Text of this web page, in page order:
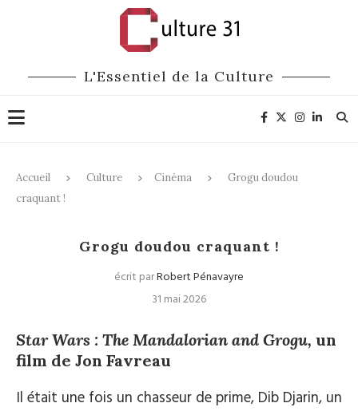
L'Essentiel de la Culture
Accueil Culture Cinéma
Grogu doudou
craquant !
Grogu doudou craquant !
écrit parRobert Pénavayre
31 mai 2026
Star Wars : The Mandalorian and Grogu, un
film de Jon Favreau
Il était une fois un chasseur de prime, Dib Djarin, un